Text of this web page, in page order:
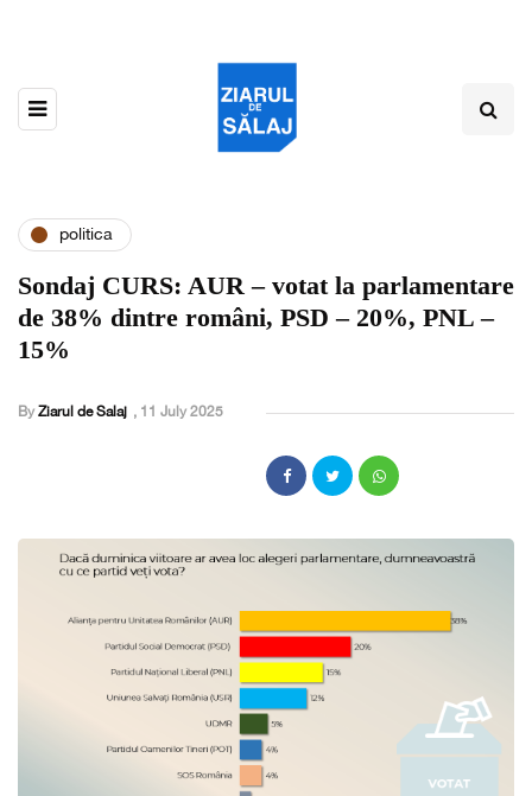
politica
Sondaj CURS: AUR – votat la parlamentare
de 38% dintre români, PSD – 20%, PNL –
15%
By Ziarul de Salaj , 11 July 2025